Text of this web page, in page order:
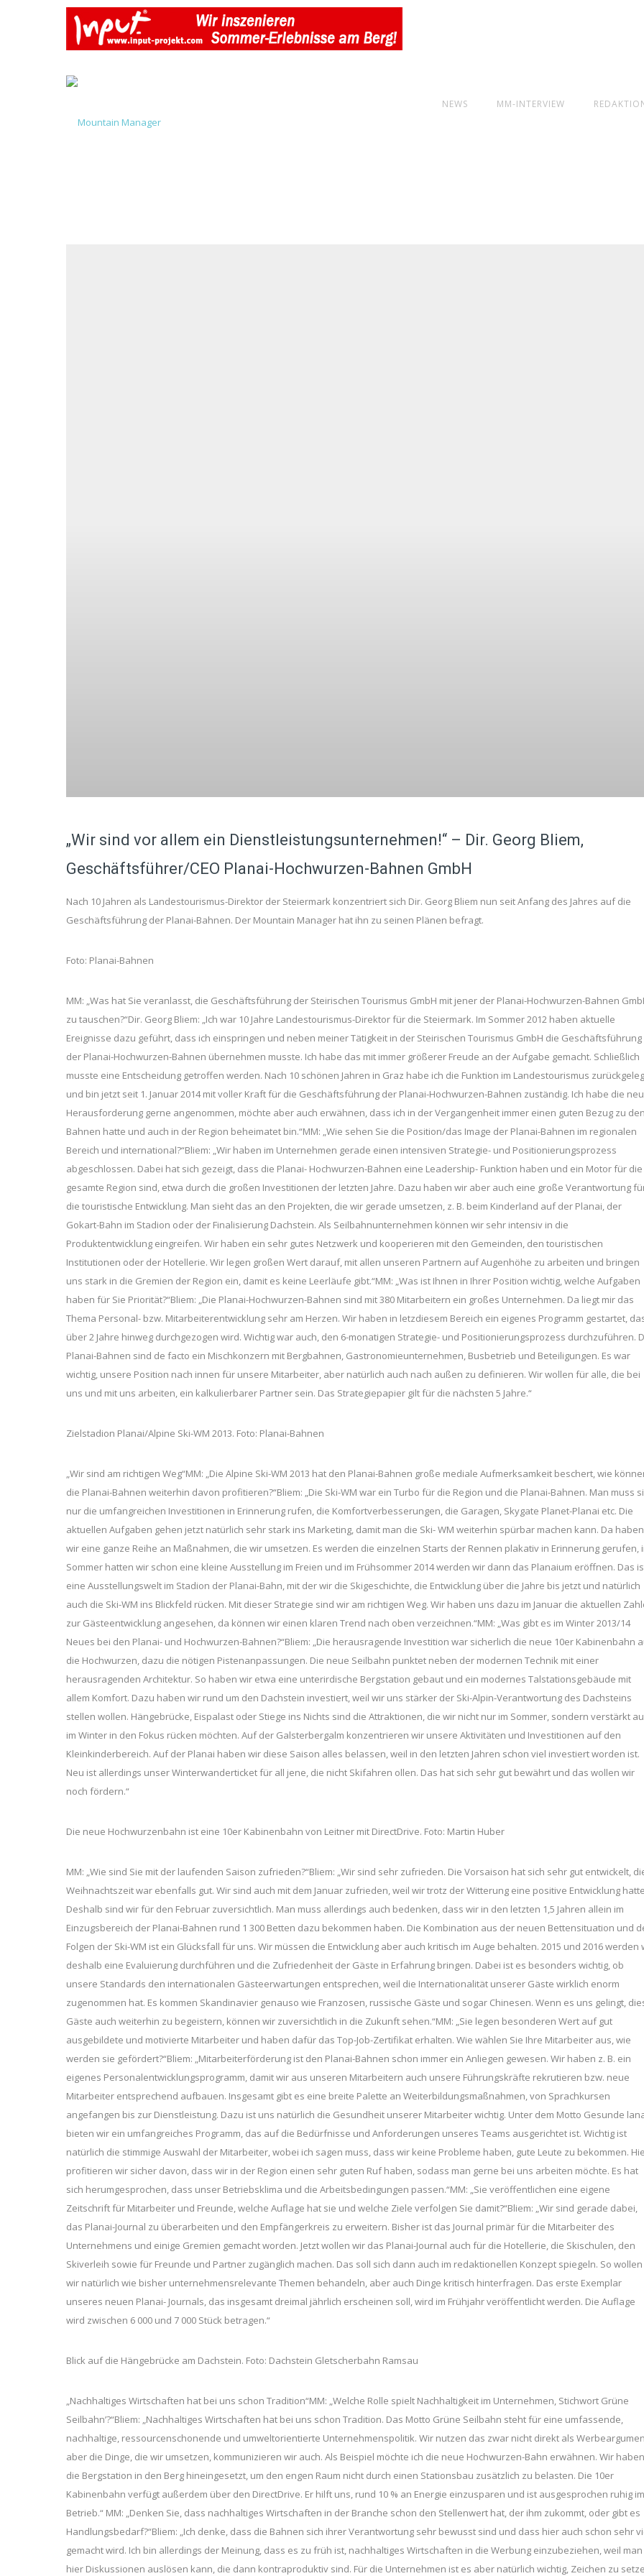
NEWS MM-INTERVIEW
„Wir sind vor allem ein Dienstleistungsunternehmen!“ – Dir. Georg Bliem,
Geschäftsführer/CEO Planai-Hochwurzen-Bahnen GmbH
Nach 10 Jahren als Landestourismus-Direktor der Steiermark konzentriert sich Dir. Georg Bliem nun seit Anfang des Jahres auf die
Geschäftsführung der Planai-Bahnen. Der Mountain Manager hat ihn zu seinen Plänen befragt.
Foto: Planai-Bahnen
MM: „Was hat Sie veranlasst, die Geschäftsführung der Steirischen Tourismus GmbH mit jener der Planai-Hochwurzen-Bahnen
zu tauschen?“Dir. Georg Bliem: „Ich war 10 Jahre Landestourismus-Direktor für die Steiermark. Im Sommer 2012 haben aktuelle
Ereignisse dazu geführt, dass ich einspringen und neben meiner Tätigkeit in der Steirischen Tourismus GmbH die Geschäftsführung
der Planai-Hochwurzen-Bahnen übernehmen musste. Ich habe das mit immer größerer Freude an der Aufgabe gemacht. Schließlich
musste eine Entscheidung getroffen werden. Nach 10 schönen Jahren in Graz habe ich die Funktion im Landestourismus
und bin jetzt seit 1. Januar 2014 mit voller Kraft für die Geschäftsführung der Planai-Hochwurzen-Bahnen zuständig. Ich habe die
Herausforderung gerne angenommen, möchte aber auch erwähnen, dass ich in der Vergangenheit immer einen guten Bezug zu den
Bahnen hatte und auch in der Region beheimatet bin.“MM: „Wie sehen Sie die Position/das Image der Planai-Bahnen im regionalen
Bereich und international?“Bliem: „Wir haben im Unternehmen gerade einen intensiven Strategie- und Positionierungsprozess
abgeschlossen. Dabei hat sich gezeigt, dass die Planai- Hochwurzen-Bahnen eine Leadership- Funktion haben und ein Motor für die
gesamte Region sind, etwa durch die großen Investitionen der letzten Jahre. Dazu haben wir aber auch eine große Verantwortung
die touristische Entwicklung. Man sieht das an den Projekten, die wir gerade umsetzen, z. B. beim Kinderland auf der Planai, der
Gokart-Bahn im Stadion oder der Finalisierung Dachstein. Als Seilbahnunternehmen können wir sehr intensiv in die
Produktentwicklung eingreifen. Wir haben ein sehr gutes Netzwerk und kooperieren mit den Gemeinden, den touristischen
Institutionen oder der Hotellerie. Wir legen großen Wert darauf, mit allen unseren Partnern auf Augenhöhe zu arbeiten und bringen
uns stark in die Gremien der Region ein, damit es keine Leerläufe gibt.“MM: „Was ist Ihnen in Ihrer Position wichtig, welche Aufgaben
haben für Sie Priorität?“Bliem: „Die Planai-Hochwurzen-Bahnen sind mit 380 Mitarbeitern ein großes Unternehmen. Da liegt mir das
Thema Personal- bzw. Mitarbeiterentwicklung sehr am Herzen. Wir haben in letzdiesem Bereich ein eigenes Programm gestartet,
über 2 Jahre hinweg durchgezogen wird. Wichtig war auch, den 6-monatigen Strategie- und Positionierungsprozess durchzuführen.
Planai-Bahnen sind de facto ein Mischkonzern mit Bergbahnen, Gastronomieunternehmen, Busbetrieb und Beteiligungen. Es war
wichtig, unsere Position nach innen für unsere Mitarbeiter, aber natürlich auch nach außen zu definieren. Wir wollen für alle, die bei
uns und mit uns arbeiten, ein kalkulierbarer Partner sein. Das Strategiepapier gilt für die nächsten 5 Jahre.“
Zielstadion Planai/Alpine Ski-WM 2013. Foto: Planai-Bahnen
„Wir sind am richtigen Weg“MM: „Die Alpine Ski-WM 2013 hat den Planai-Bahnen große mediale Aufmerksamkeit beschert, wie
die Planai-Bahnen weiterhin davon profitieren?“Bliem: „Die Ski-WM war ein Turbo für die Region und die Planai-Bahnen. Man muss
nur die umfangreichen Investitionen in Erinnerung rufen, die Komfortverbesserungen, die Garagen, Skygate Planet-Planai etc. Die
aktuellen Aufgaben gehen jetzt natürlich sehr stark ins Marketing, damit man die Ski- WM weiterhin spürbar machen kann. Da haben
wir eine ganze Reihe an Maßnahmen, die wir umsetzen. Es werden die einzelnen Starts der Rennen plakativ in Erinnerung gerufen,
Sommer hatten wir schon eine kleine Ausstellung im Freien und im Frühsommer 2014 werden wir dann das Planaium eröffnen. Das
eine Ausstellungswelt im Stadion der Planai-Bahn, mit der wir die Skigeschichte, die Entwicklung über die Jahre bis jetzt und natürlich
auch die Ski-WM ins Blickfeld rücken. Mit dieser Strategie sind wir am richtigen Weg. Wir haben uns dazu im Januar die aktuellen
zur Gästeentwicklung angesehen, da können wir einen klaren Trend nach oben verzeichnen.“MM: „Was gibt es im Winter 2013/14
Neues bei den Planai- und Hochwurzen-Bahnen?“Bliem: „Die herausragende Investition war sicherlich die neue 10er Kabinenbahn
die Hochwurzen, dazu die nötigen Pistenanpassungen. Die neue Seilbahn punktet neben der modernen Technik mit einer
herausragenden Architektur. So haben wir etwa eine unterirdische Bergstation gebaut und ein modernes Talstationsgebäude mit
allem Komfort. Dazu haben wir rund um den Dachstein investiert, weil wir uns stärker der Ski-Alpin-Verantwortung des Dachsteins
stellen wollen. Hängebrücke, Eispalast oder Stiege ins Nichts sind die Attraktionen, die wir nicht nur im Sommer, sondern verstärkt
im Winter in den Fokus rücken möchten. Auf der Galsterbergalm konzentrieren wir unsere Aktivitäten und Investitionen auf den
Kleinkinderbereich. Auf der Planai haben wir diese Saison alles belassen, weil in den letzten Jahren schon viel investiert worden ist.
Neu ist allerdings unser Winterwanderticket für all jene, die nicht Skifahren ollen. Das hat sich sehr gut bewährt und das wollen wir
noch fördern.“
Die neue Hochwurzenbahn ist eine 10er Kabinenbahn von Leitner mit DirectDrive. Foto: Martin Huber
MM: „Wie sind Sie mit der laufenden Saison zufrieden?“Bliem: „Wir sind sehr zufrieden. Die Vorsaison hat sich sehr gut entwickelt,
Weihnachtszeit war ebenfalls gut. Wir sind auch mit dem Januar zufrieden, weil wir trotz der Witterung eine positive Entwicklung
Deshalb sind wir für den Februar zuversichtlich. Man muss allerdings auch bedenken, dass wir in den letzten 1,5 Jahren allein im
Einzugsbereich der Planai-Bahnen rund 1 300 Betten dazu bekommen haben. Die Kombination aus der neuen Bettensituation und
Folgen der Ski-WM ist ein Glücksfall für uns. Wir müssen die Entwicklung aber auch kritisch im Auge behalten. 2015 und 2016 werden
deshalb eine Evaluierung durchführen und die Zufriedenheit der Gäste in Erfahrung bringen. Dabei ist es besonders wichtig, ob
unsere Standards den internationalen Gästeerwartungen entsprechen, weil die Internationalität unserer Gäste wirklich enorm
zugenommen hat. Es kommen Skandinavier genauso wie Franzosen, russische Gäste und sogar Chinesen. Wenn es uns gelingt,
Gäste auch weiterhin zu begeistern, können wir zuversichtlich in die Zukunft sehen.“MM: „Sie legen besonderen Wert auf gut
ausgebildete und motivierte Mitarbeiter und haben dafür das Top-Job-Zertifikat erhalten. Wie wählen Sie Ihre Mitarbeiter aus, wie
werden sie gefördert?“Bliem: „Mitarbeiterförderung ist den Planai-Bahnen schon immer ein Anliegen gewesen. Wir haben z. B. ein
eigenes Personalentwicklungsprogramm, damit wir aus unseren Mitarbeitern auch unsere Führungskräfte rekrutieren bzw. neue
Mitarbeiter entsprechend aufbauen. Insgesamt gibt es eine breite Palette an Weiterbildungsmaßnahmen, von Sprachkursen
angefangen bis zur Dienstleistung. Dazu ist uns natürlich die Gesundheit unserer Mitarbeiter wichtig. Unter dem Motto Gesunde
bieten wir ein umfangreiches Programm, das auf die Bedürfnisse und Anforderungen unseres Teams ausgerichtet ist. Wichtig ist
natürlich die stimmige Auswahl der Mitarbeiter, wobei ich sagen muss, dass wir keine Probleme haben, gute Leute zu bekommen.
profitieren wir sicher davon, dass wir in der Region einen sehr guten Ruf haben, sodass man gerne bei uns arbeiten möchte. Es hat
sich herumgesprochen, dass unser Betriebsklima und die Arbeitsbedingungen passen.“MM: „Sie veröffentlichen eine eigene
Zeitschrift für Mitarbeiter und Freunde, welche Auflage hat sie und welche Ziele verfolgen Sie damit?“Bliem: „Wir sind gerade dabei,
das Planai-Journal zu überarbeiten und den Empfängerkreis zu erweitern. Bisher ist das Journal primär für die Mitarbeiter des
Unternehmens und einige Gremien gemacht worden. Jetzt wollen wir das Planai-Journal auch für die Hotellerie, die Skischulen, den
Skiverleih sowie für Freunde und Partner zugänglich machen. Das soll sich dann auch im redaktionellen Konzept spiegeln. So wollen
wir natürlich wie bisher unternehmensrelevante Themen behandeln, aber auch Dinge kritisch hinterfragen. Das erste Exemplar
unseres neuen Planai- Journals, das insgesamt dreimal jährlich erscheinen soll, wird im Frühjahr veröffentlicht werden. Die Auflage
wird zwischen 6 000 und 7 000 Stück betragen.“
Blick auf die Hängebrücke am Dachstein. Foto: Dachstein Gletscherbahn Ramsau
„Nachhaltiges Wirtschaften hat bei uns schon Tradition“MM: „Welche Rolle spielt Nachhaltigkeit im Unternehmen, Stichwort Grüne
Seilbahn’?“Bliem: „Nachhaltiges Wirtschaften hat bei uns schon Tradition. Das Motto Grüne Seilbahn steht für eine umfassende,
nachhaltige, ressourcenschonende und umweltorientierte Unternehmenspolitik. Wir nutzen das zwar nicht direkt als
aber die Dinge, die wir umsetzen, kommunizieren wir auch. Als Beispiel möchte ich die neue Hochwurzen-Bahn erwähnen. Wir haben
die Bergstation in den Berg hineingesetzt, um den engen Raum nicht durch einen Stationsbau zusätzlich zu belasten. Die 10er
Kabinenbahn verfügt außerdem über den DirectDrive. Er hilft uns, rund 10 % an Energie einzusparen und ist ausgesprochen ruhig im
Betrieb.“ MM: „Denken Sie, dass nachhaltiges Wirtschaften in der Branche schon den Stellenwert hat, der ihm zukommt, oder gibt es
Handlungsbedarf?“Bliem: „Ich denke, dass die Bahnen sich ihrer Verantwortung sehr bewusst sind und dass hier auch schon sehr
gemacht wird. Ich bin allerdings der Meinung, dass es zu früh ist, nachhaltiges Wirtschaften in die Werbung einzubeziehen, weil man
hier Diskussionen auslösen kann, die dann kontraproduktiv sind. Für die Unternehmen ist es aber natürlich wichtig, Zeichen zu